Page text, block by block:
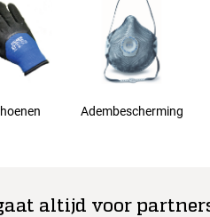
Adembescherming
altijd voor